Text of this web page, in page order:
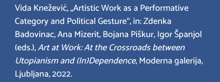
Vida Knežević, „Artistic Work as a Performative
Category and Political Gesture“, in: Zdenka
Badovinac, Ana Mizerit, Bojana Piškur, Igor Španjol
(eds.),Art at Work: At the Crossroads between
Utopianism and (In)Dependence, Moderna galerija,
Ljubljana, 2022.